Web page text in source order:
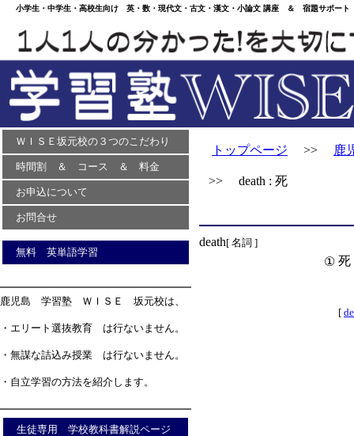
小学生・中学生・高校生向け 英・数・現代文・古文・漢文・小論文 講座 ＆ 宿題サポー
ＷＩＳＥ坂元校の３つのこだわり
時間割 ＆ コース ＆ 料金
お申込について
お問合せ
無料 英単語学習
鹿児島 学習塾 ＷＩＳＥ 坂元校は、
・エリート選抜教育 は行ないません。
・無謀な詰込み授業 は行ないません。
・自立学習の方法を紹介します。
生徒専用 学校教科書解説ページ
トップページ >> 鹿
>> death : 死
death[ 名詞 ]
① 死
[